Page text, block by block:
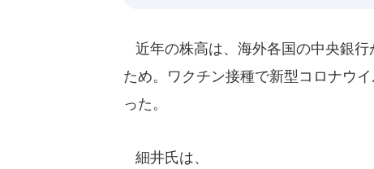
近年の株高は、海外各国の中央銀
ため。ワクチン接種で新型コロナウ
った。
細井氏は、